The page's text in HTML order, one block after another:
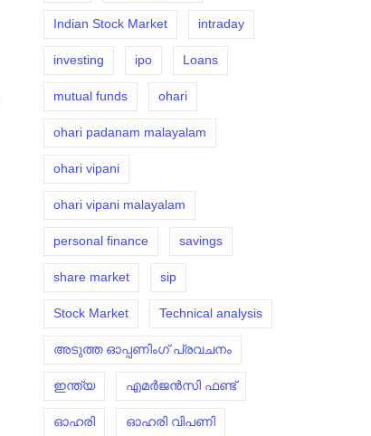
Indian Stock Market intraday
investing ipo Loans
mutual funds ohari
ohari padanam malayalam
ohari vipani
ohari vipani malayalam
personal finance savings
share market sip
Stock Market Technical analysis
അടുത്ത ഓപ്പണിംഗ് പ്രവചനം
ഇന്ത്യ എമർജൻസി ഫണ്ട്
ഓഹരി ഓഹരി വിപണി